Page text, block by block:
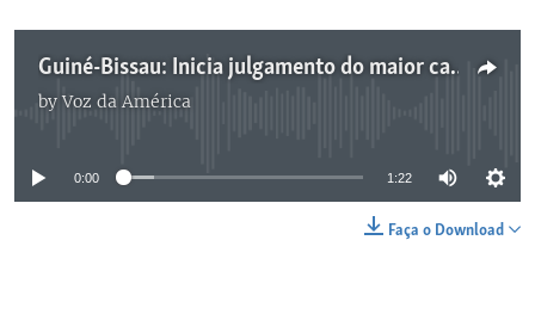
Guiné-Bissau: Inicia julgamento do maior caso de tráfico de drogas
byVoz da América
No media source currently available
0:00 1:22
Faça o Download